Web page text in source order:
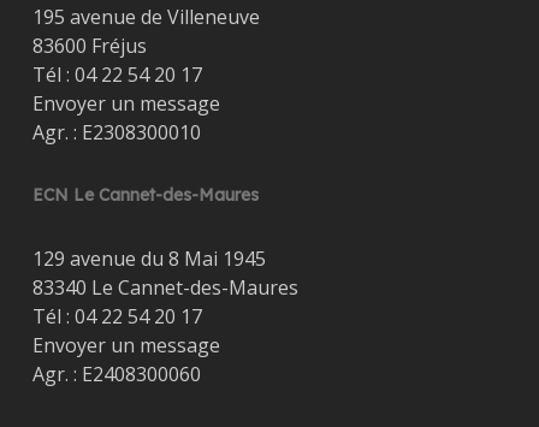
195 avenue de Villeneuve
83600 Fréjus
Tél : 04 22 54 20 17
Envoyer un message
Agr. : E2308300010
ECN Le Cannet-des-Maures
129 avenue du 8 Mai 1945
83340 Le Cannet-des-Maures
Tél : 04 22 54 20 17
Envoyer un message
Agr. : E2408300060